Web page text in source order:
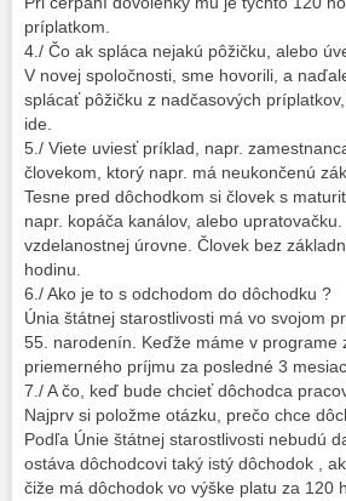
príplatkom.
4./ Čo ak spláca nejakú pôžičku, alebo
V novej spoločnosti, sme hovorili, a
splácať pôžičku z nadčasových
ide.
5./ Viete uviesť príklad, napr.
človekom, ktorý napr. má neukončenú
Tesne pred dôchodkom si človek s
napr. kopáča kanálov, alebo
vzdelanostnej úrovne. Človek bez
hodinu.
6./ Ako je to s odchodom do dôchodku ?
Únia štátnej starostlivosti má vo svojom
55. narodenín. Keďže máme v
priemerného príjmu za posledné 3
7./ A čo, keď bude chcieť dôchodca
Najprv si položme otázku, prečo chce
Podľa Únie štátnej starostlivosti nebudú
ostáva dôchodcovi taký istý dôchodok ,
čiže má dôchodok vo výške platu za 120